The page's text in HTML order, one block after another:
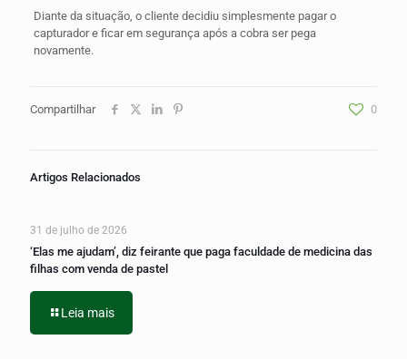
Diante da situação, o cliente decidiu simplesmente pagar o
capturador e ficar em segurança após a cobra ser pega
novamente.
Compartilhar 0
Artigos Relacionados
31 de julho de 2026
‘Elas me ajudam’, diz feirante que paga faculdade de medicina das
filhas com venda de pastel
Leia mais